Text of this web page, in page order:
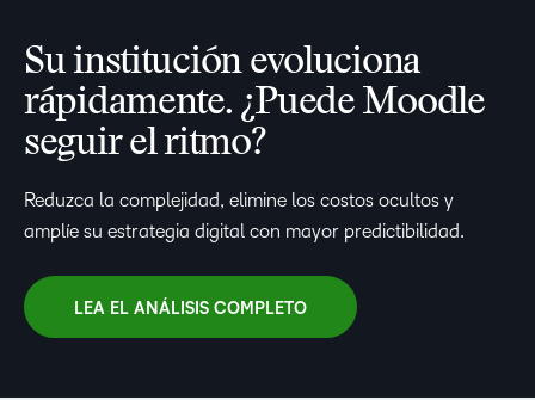
Su institución evoluciona
rápidamente. ¿Puede Moodle
seguir el ritmo?
Reduzca la complejidad, elimine los costos ocultos y
amplíe su estrategia digital con mayor predictibilidad.​
LEA EL ANÁLISIS COMPLETO